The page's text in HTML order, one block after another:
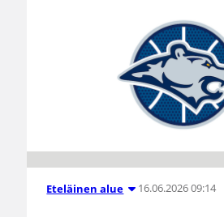
Eteläinen alue 16.06.2026 09:14